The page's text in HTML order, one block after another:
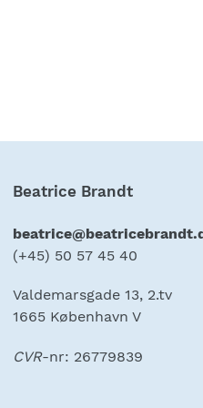
Beatrice Brandt
(+45) 50 57 45 40
Valdemarsgade 13, 2.tv
1665 København V
CVR-nr: 26779839